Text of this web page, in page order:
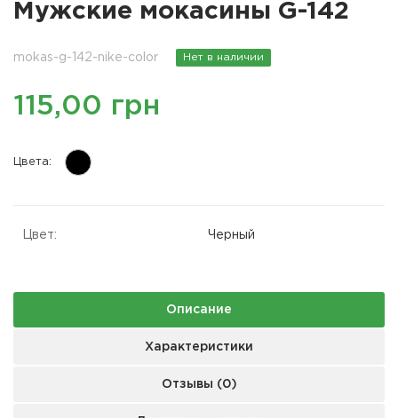
Мужские мокасины G-142
mokas-g-142-nike-color Нет в наличии
115,00 грн
Цвета:
Цвет: Черный
Описание
Характеристики
Отзывы (0)